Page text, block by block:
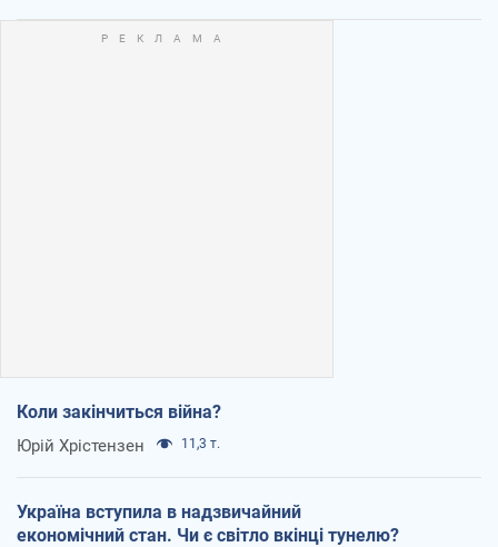
Коли закінчиться війна?
Юрій Хрістензен 11,3 т.
Україна вступила в надзвичайний
економічний стан. Чи є світло вкінці тунелю?